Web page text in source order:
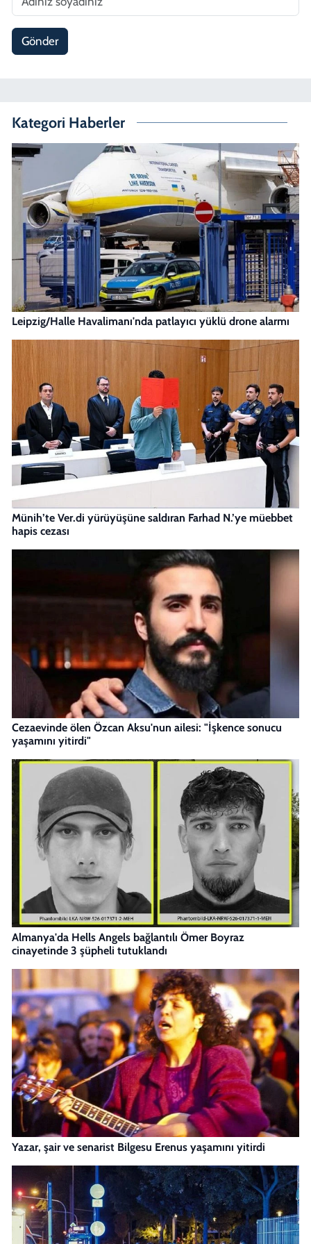
Gönder
Kategori Haberler
Leipzig/Halle Havalimanı'nda patlayıcı yüklü drone alarmı
Münih’te Ver.di yürüyüşüne saldıran Farhad N.’ye müebbet
hapis cezası
Cezaevinde ölen Özcan Aksu'nun ailesi: "İşkence sonucu
yaşamını yitirdi"
Almanya'da Hells Angels bağlantılı Ömer Boyraz
cinayetinde 3 şüpheli tutuklandı
Yazar, şair ve senarist Bilgesu Erenus yaşamını yitirdi